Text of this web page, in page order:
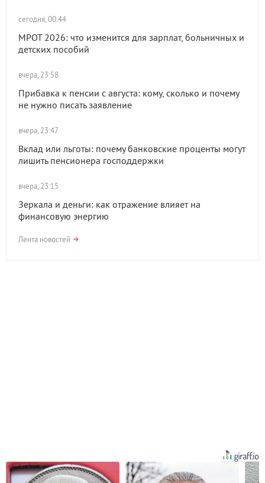
сегодня, 00:44
МРОТ 2026: что изменится для зарплат, больничных и
детских пособий
вчера, 23:58
Прибавка к пенсии с августа: кому, сколько и почему
не нужно писать заявление
вчера, 23:47
Вклад или льготы: почему банковские проценты могут
лишить пенсионера господдержки
вчера, 23:15
Зеркала и деньги: как отражение влияет на
финансовую энергию
Лента новостей